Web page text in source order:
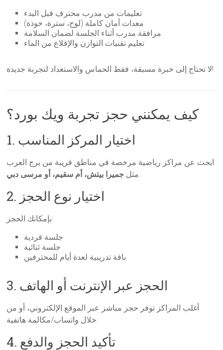
تعليمات من مدرب محترف قبل البدء
معدات أمان كاملة (لوح، سترة، خوذة)
مرافقة مدرب أثناء الجلسة لضمان السلامة
تعليم تقنيات التوازن والإقلاع من الماء
لا تحتاج إلى خبرة مسبقة، فقط الحماس والاستعداد لتجربة جديدة!
كيف يمكنني حجز تجربة ويك بورد؟
1. اختيار المركز المناسب
ابحث عن مراكز رياضية مرخصة في مناطق قريبة من برج العرب
مثل جميرا بيتش، أم سقيم، أو مرسى دبي .
2. اختيار نوع الحجز
بإمكانك الحجز:
جلسة فردية
جلسة ثنائية
باقة تدريبية لعدة أيام للمحترفين
3. الحجز عبر الإنترنت أو الهاتف
أغلب المراكز توفر حجز مباشر عبر الموقع الإلكتروني، أو من
خلال واتساب/مكالمة هاتفية.
4. تأكيد الحجز والدفع